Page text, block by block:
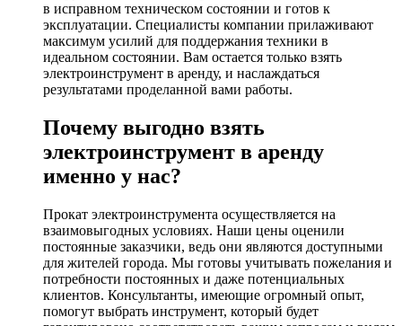
в исправном техническом состоянии и готов к
эксплуатации. Специалисты компании прилаживают
максимум усилий для поддержания техники в
идеальном состоянии. Вам остается только взять
электроинструмент в аренду, и наслаждаться
результатами проделанной вами работы.
Почему выгодно взять
электроинструмент в аренду
именно у нас?
Прокат электроинструмента осуществляется на
взаимовыгодных условиях. Наши цены оценили
постоянные заказчики, ведь они являются доступными
для жителей города. Мы готовы учитывать пожелания и
потребности постоянных и даже потенциальных
клиентов. Консультанты, имеющие огромный опыт,
помогут выбрать инструмент, который будет